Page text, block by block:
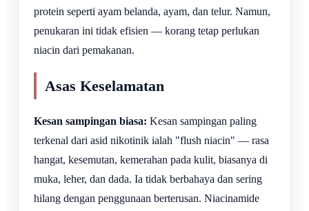
protein seperti ayam belanda, ayam, dan telur. Namun,
penukaran ini tidak efisien — korang tetap perlukan
niacin dari pemakanan.
Asas Keselamatan
Kesan sampingan biasa: Kesan sampingan paling
terkenal dari asid nikotinik ialah "flush niacin" — rasa
hangat, kesemutan, kemerahan pada kulit, biasanya di
muka, leher, dan dada. Ia tidak berbahaya dan sering
hilang dengan penggunaan berterusan. Niacinamide